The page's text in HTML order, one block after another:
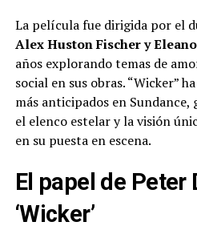
La película fue dirigida por el
Alex Huston Fischer y
años explorando temas de
social en sus obras. “Wicker”
más anticipados en Sundance,
el elenco estelar y la visión
en su puesta en escena.
El papel de Peter
‘Wicker’